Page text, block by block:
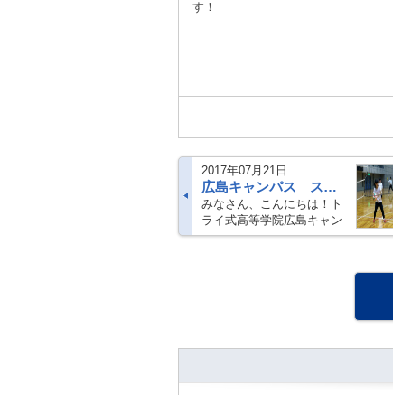
す！
2017年07月21日
広島キャンパス スポーツイベント実施しました！
みなさん、こんにちは！ト
ライ式高等学院広島キャン
パスです。 皆さんいかがお